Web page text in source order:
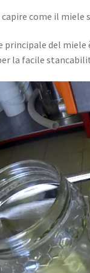
capire come il
principale del
la facile